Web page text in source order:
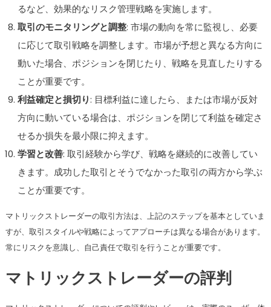
るなど、効果的なリスク管理戦略を実施します。
取引のモニタリングと調整: 市場の動向を常に監視し、必要
に応じて取引戦略を調整します。市場が予想と異なる方向に
動いた場合、ポジションを閉じたり、戦略を見直したりする
ことが重要です。
利益確定と損切り: 目標利益に達したら、または市場が反対
方向に動いている場合は、ポジションを閉じて利益を確定さ
せるか損失を最小限に抑えます。
学習と改善: 取引経験から学び、戦略を継続的に改善してい
きます。成功した取引とそうでなかった取引の両方から学ぶ
ことが重要です。
マトリックストレーダーの取引方法は、上記のステップを基本としていま
すが、取引スタイルや戦略によってアプローチは異なる場合があります。
常にリスクを意識し、自己責任で取引を行うことが重要です。
マトリックストレーダーの評判